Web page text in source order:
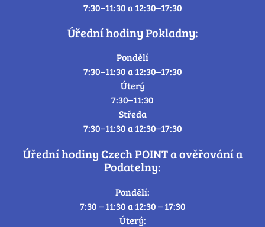
7:30–11:30 a 12:30–17:30
Úřední hodiny Pokladny:
Pondělí
7:30–11:30 a 12:30–17:30
Úterý
7:30–11:30
Středa
7:30–11:30 a 12:30–17:30
Úřední hodiny Czech POINT a ověřování a
Podatelny:
Pondělí:
7:30 – 11:30 a 12:30 – 17:30
Úterý: